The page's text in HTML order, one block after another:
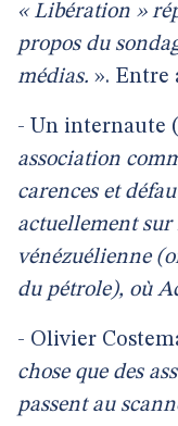
« Libération »
propos du
médias. ». Entre
- Un internaute
association
carences et
actuellement sur
vénézuélienne
du pétrole), où
- Olivier
chose que des
passent au